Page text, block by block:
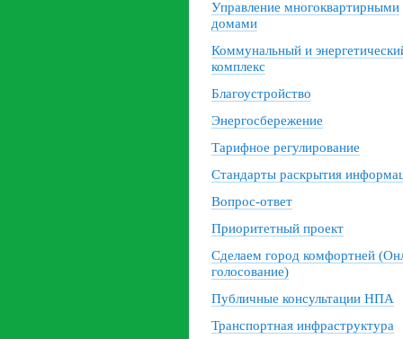
Управление многоквартирными
домами
Коммунальный и
комплекс
Благоустройство
Энергосбережение
Тарифное регулирование
Стандарты раскрытия
Вопрос-ответ
Приоритетный проект
Сделаем город комфортней
голосование)
Публичные консультации НПА
Транспортная инфраструктура